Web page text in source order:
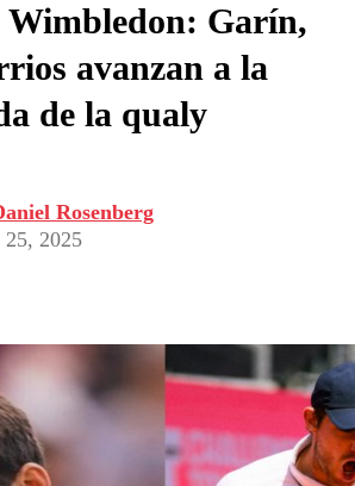
Wimbledon: Garín,
avanzan a la
de la qualy
Rosenberg
2025